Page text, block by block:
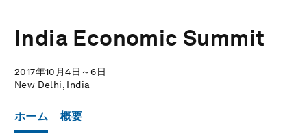
India Economic Summit
2017年10月4日～6日
New Delhi, India
ホーム 概要